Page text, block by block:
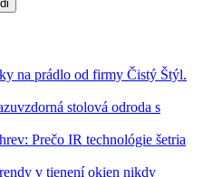
na prádlo od firmy Čistý Štýl.
stolová odroda s
Prečo IR technológie šetria
v tienení okien nikdy